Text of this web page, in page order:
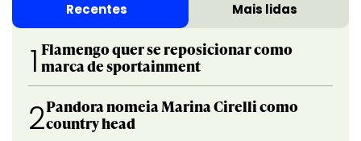
Recentes Mais lidas
1 Flamengo quer se reposicionar como
marca de sportainment
2Pandora nomeia Marina Cirelli como
country head